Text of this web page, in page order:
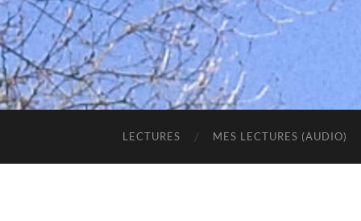
LECTURES MES LECTURES (AUDIO)